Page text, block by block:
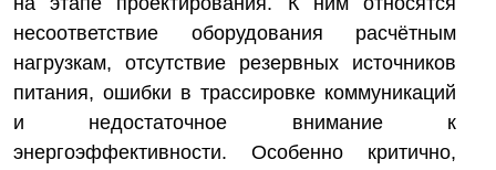
несоответствие оборудования расчётным
нагрузкам, отсутствие резервных источников
питания, ошибки в трассировке коммуникаций
и недостаточное внимание к
энергоэффективности. Особенно критично,